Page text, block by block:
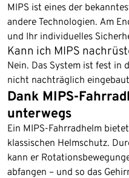
MIPS ist eines der
andere Technologien. Am
und Ihr individuelles
Kann ich MIPS
Nein. Das System ist fest in
nicht nachträglich
Dank MIPS-
unterwegs
Ein MIPS-Fahrradhelm
klassischen Helmschutz.
kann er
abfangen – und so das